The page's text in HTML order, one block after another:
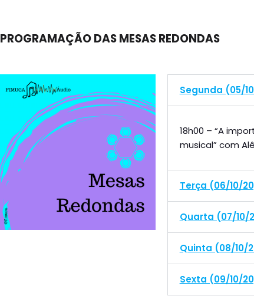
PROGRAMAÇÃO DAS MESAS REDONDAS
Segunda (05/
18h00 – “A
musical” com
Terça (06/10/
Quarta (07/10/
Quinta (08/10/
Sexta (09/10/